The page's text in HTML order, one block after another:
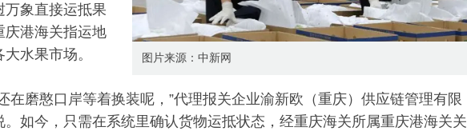
图片来源：中新网
万象直接运抵果
庆港海关指运地
水果市场。
在磨憨口岸等着换装呢，”代理报关企业渝新欧（重庆）供应链管理有限
如今，只需在系统里确认货物运抵状态，经重庆海关所属重庆港海关关